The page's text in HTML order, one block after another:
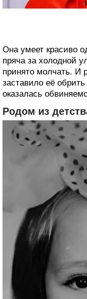
Она умеет красиво
пряча за холодной
принято молчать. И
заставило её
оказалась
Родом из